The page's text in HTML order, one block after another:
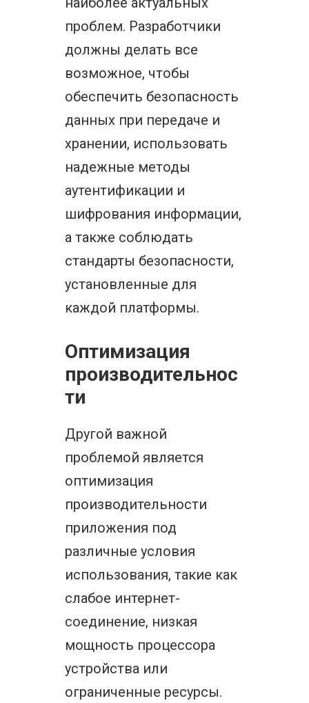
проблем. Разработчики
должны делать все
возможное, чтобы
обеспечить безопасность
данных при передаче и
хранении, использовать
надежные методы
аутентификации и
шифрования информации,
а также соблюдать
стандарты безопасности,
установленные для
каждой платформы.
Оптимизация
производительнос
ти
Другой важной
проблемой является
оптимизация
производительности
приложения под
различные условия
использования, такие как
слабое интернет-
соединение, низкая
мощность процессора
устройства или
ограниченные ресурсы.